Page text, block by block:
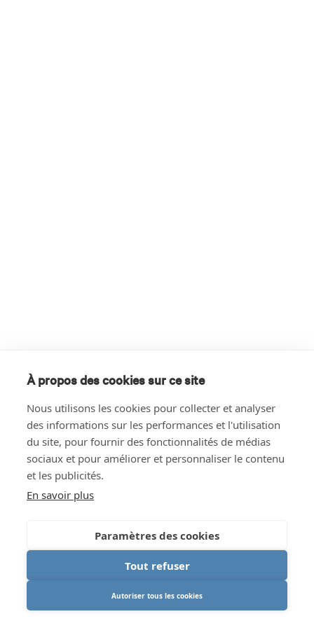
À propos des cookies sur ce site
Nous utilisons les cookies pour collecter et analyser
des informations sur les performances et l'utilisation
du site, pour fournir des fonctionnalités de médias
sociaux et pour améliorer et personnaliser le contenu
et les publicités.
En savoir plus
Paramètres des cookies
Tout refuser
Autoriser tous les cookies